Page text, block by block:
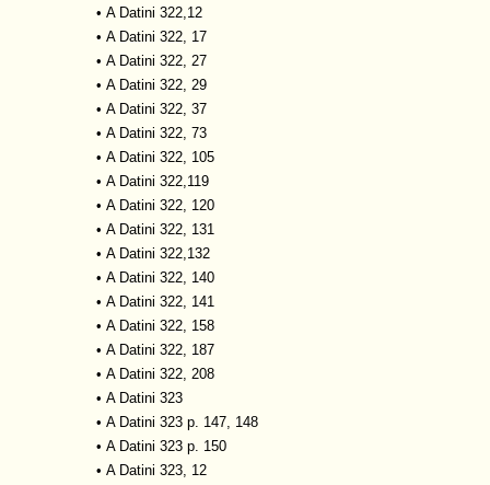
• A Datini 322,12
• A Datini 322, 17
• A Datini 322, 27
• A Datini 322, 29
• A Datini 322, 37
• A Datini 322, 73
• A Datini 322, 105
• A Datini 322,119
• A Datini 322, 120
• A Datini 322, 131
• A Datini 322,132
• A Datini 322, 140
• A Datini 322, 141
• A Datini 322, 158
• A Datini 322, 187
• A Datini 322, 208
• A Datini 323
• A Datini 323 p. 147, 148
• A Datini 323 p. 150
• A Datini 323, 12